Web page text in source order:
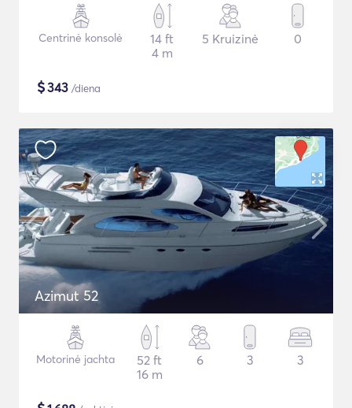
Centrinė konsolė
14 ft
4 m
5 Kruizinė 0
$343 /diena
Azimut 52
Motorinė jachta
52 ft
16 m
6 3 3